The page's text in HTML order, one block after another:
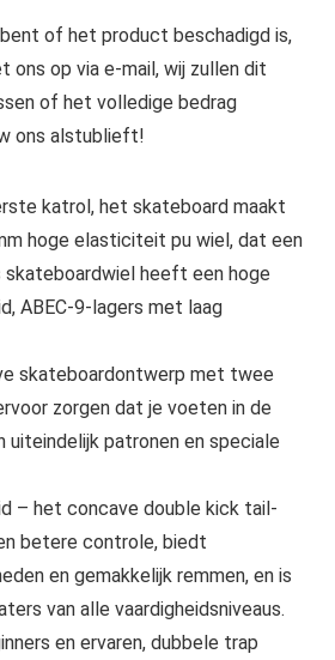
of het product beschadigd is,
ons op via e-mail, wij zullen dit
of het volledige bedrag
ons alstublieft!
katrol, het skateboard maakt
hoge elasticiteit pu wiel, dat een
heeft een hoge
ABEC-9-lagers met laag
skateboardontwerp met twee
zorgen dat je voeten in de
uiteindelijk patronen en speciale
– het concave double kick tail-
betere controle, biedt
en gemakkelijk remmen, en is
van alle vaardigheidsniveaus.
en ervaren, dubbele trap